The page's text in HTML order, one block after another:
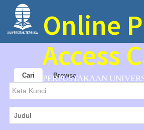
Online
Access
PERPUSTAKAAN
Cari Browse